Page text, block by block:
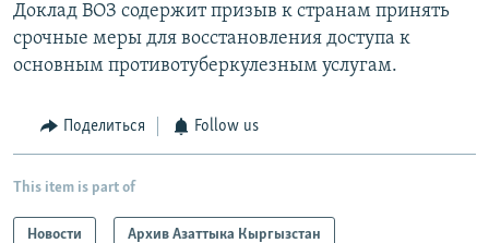
Доклад ВОЗ содержит призыв к странам принять
срочные меры для восстановления доступа к
основным противотуберкулезным услугам.
Поделиться Follow us
This item is part of
Новости Архив Азаттыка Кыргызстан